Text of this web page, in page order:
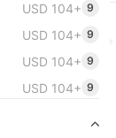
USD 104+ 9
USD 104+ 9
USD 104+ 9
USD 104+ 9